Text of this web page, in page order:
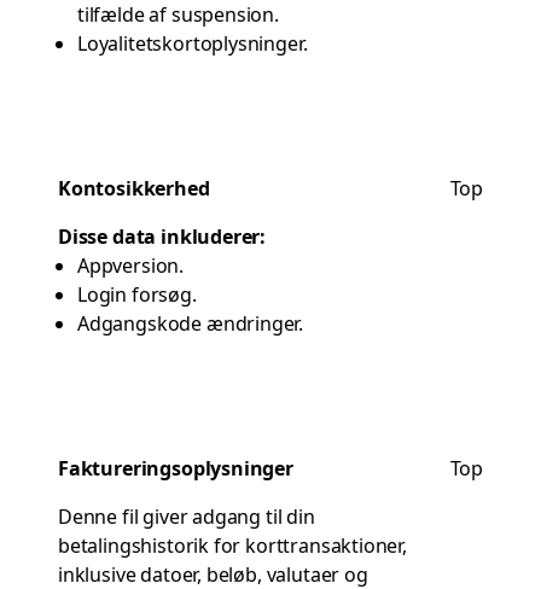
tilfælde af suspension.
Loyalitetskortoplysninger.
Kontosikkerhed
Top
Disse data inkluderer:
Appversion.
Login forsøg.
Adgangskode ændringer.
Faktureringsoplysninger
Top
Denne fil giver adgang til din
betalingshistorik for korttransaktioner,
inklusive datoer, beløb, valutaer og